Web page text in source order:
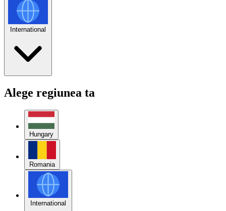
International
Alege regiunea ta
Hungary
Romania
International